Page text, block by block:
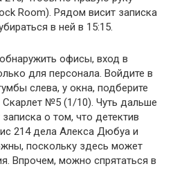
Room). Рядом висит записка
в ней в 15:15.
офисы, вход в
для персонала. Войдите в
слева, у окна, подберите
Скарлет №5 (1/10). Чуть дальше
о том, что детектив
214 дела Алекса Дюбуа и
поскольку здесь может
Впрочем, можно спрятаться в